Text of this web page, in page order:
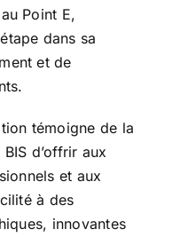
Point E,
dans sa
et de
témoigne de la
d’offrir aux
et aux
à des
innovantes